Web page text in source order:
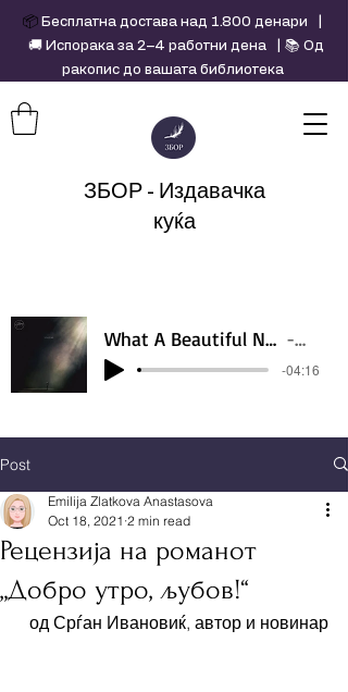
ЗБОР - Издавачка
куќа
What A Beautiful Name - Hillsong - Violin cover by Daniel Jang Artist
-04:16
📦 Бесплатна достава над 1.800 денари |
🚚 Испорака за 2–4 работни дена | 📚 Од
ракопис до вашата библиотека
Post
Рецензија на романот
„Добро утро, љубов!“
Emilija Zlatkova Anastasova
Oct 18, 2021 2 min read
од Срѓан Ивановиќ, автор и новинар